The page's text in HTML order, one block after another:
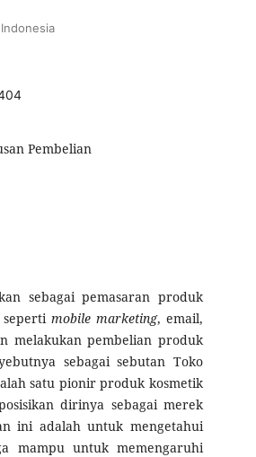
Pembelian
sebagai pemasaran produk
mobile marketing, email,
melakukan pembelian produk
sebagai sebutan Toko
satu pionir produk kosmetik
dirinya sebagai merek
ini adalah untuk mengetahui
mampu untuk memengaruhi